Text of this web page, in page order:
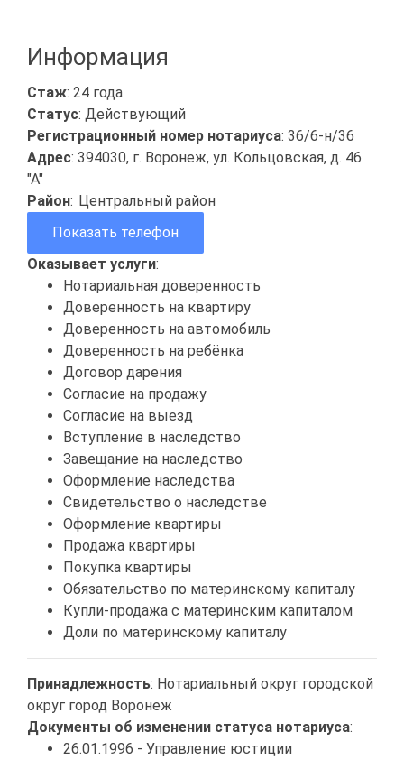
Информация
Стаж: 24 года
Статус: Действующий
Регистрационный номер нотариуса: 36/6-н/36
Адрес: 394030, г. Воронеж, ул. Кольцовская, д. 46
"А"
Район: Центральный район
Показать телефон
Оказывает услуги:
Нотариальная доверенность
Доверенность на квартиру
Доверенность на автомобиль
Доверенность на ребёнка
Договор дарения
Согласие на продажу
Согласие на выезд
Вступление в наследство
Завещание на наследство
Оформление наследства
Свидетельство о наследстве
Оформление квартиры
Продажа квартиры
Покупка квартиры
Обязательство по материнскому капиталу
Купли-продажа с материнским капиталом
Доли по материнскому капиталу
Принадлежность: Нотариальный округ городской
округ город Воронеж
Документы об изменении статуса нотариуса:
26.01.1996 - Управление юстиции